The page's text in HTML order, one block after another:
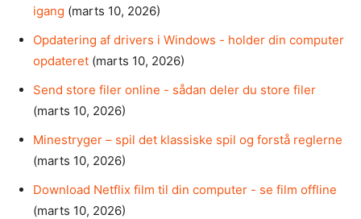
igang (marts 10, 2026)
Opdatering af drivers i Windows - holder din computer
opdateret (marts 10, 2026)
Send store filer online - sådan deler du store filer
(marts 10, 2026)
Minestryger – spil det klassiske spil og forstå reglerne
(marts 10, 2026)
Download Netflix film til din computer - se film offline
(marts 10, 2026)